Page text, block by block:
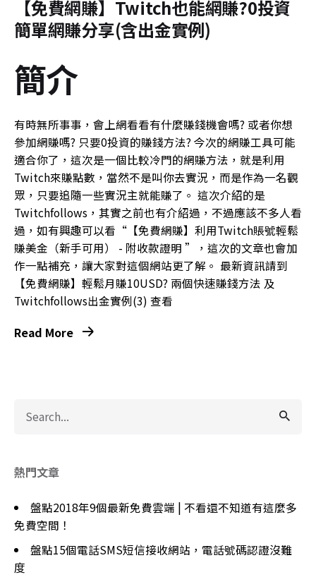
【免費網賺】Twitch也能網賺?0投資
簡單網賺分享(含出金實例)
簡介
有時無所事事，會上網看看有什麼賺錢機會嗎? 或者你想
參加網賺嗎? 只要0投資的賺錢方法? 今次的網賺工具可能
適合你了，這次是一個比較冷門的網賺方法，就是利用
Twitch來賺點數，當然不是叫你去實況，而是作為一名觀
眾，只要追隨一些實況主就能賺了。 這次介紹的是
Twitchfollows，其實之前也有介紹過，不過應該不多人看
過，如有興趣可以看“ 【免費網賺】利用Twitch賬號輕鬆
賺美金（新手可用） - 附收款證明 ”，這次的文章也會加
作一點補充，讓大家對這個網站更了解。 最新資訊請到
【免費網賺】輕鬆月賺10USD? 兩個快速賺錢方法 及
Twitchfollows出金實例(3) 查看
Read More
for
熱門文章
盤點2018年9個最新免費雲端 | 不看還不知道有這麼多
免費空間！
盤點15個電話SMS短信接收網站，電話號碼認證沒難
度